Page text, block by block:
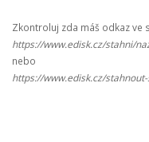
Zkontroluj zda máš odkaz ve
https://www.edisk.cz/stahni/
nebo
https://www.edisk.cz/